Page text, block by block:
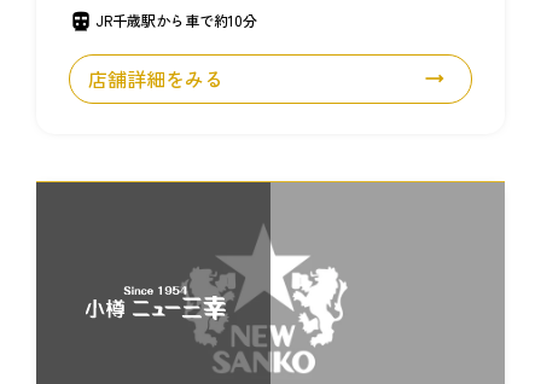
JR千歳駅から車で約10分
店舗詳細をみる